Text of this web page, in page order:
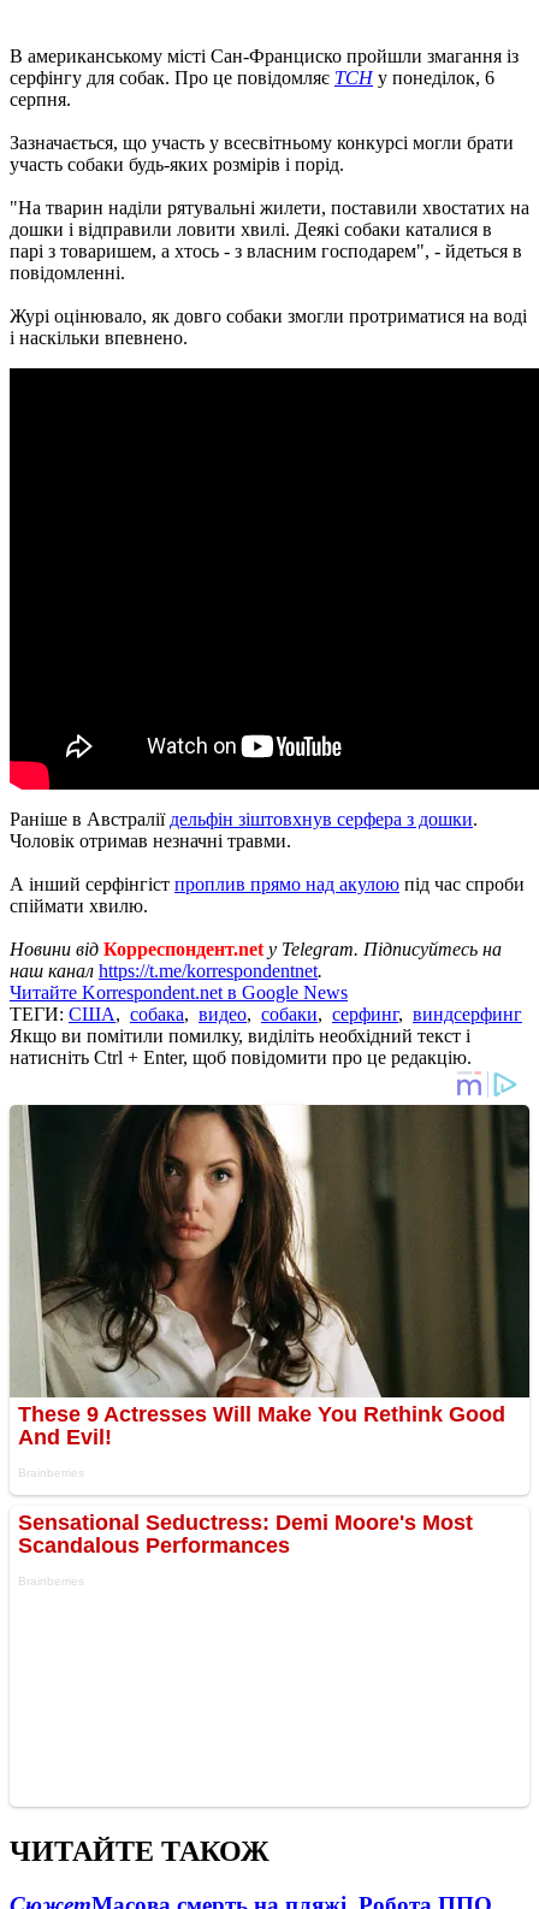
В американському місті Сан-Франциско пройшли змагання із
серфінгу для собак. Про це повідомляє ТСНу понеділок, 6
серпня.
Зазначається, що участь у всесвітньому конкурсі могли брати
участь собаки будь-яких розмірів і порід.
"На тварин наділи рятувальні жилети, поставили хвостатих на
дошки і відправили ловити хвилі. Деякі собаки каталися в
парі з товаришем, а хтось - з власним господарем", - йдеться в
повідомленні.
Журі оцінювало, як довго собаки змогли протриматися на воді
і наскільки впевнено.
Раніше в Австралії дельфін зіштовхнув серфера з дошки.
Чоловік отримав незначні травми.
А інший серфінгіст проплив прямо над акулою під час спроби
спіймати хвилю.
Новини від Корреспондент.net у Telegram. Підписуйтесь на
наш канал https://t.me/korrespondentnet.
Читайте Korrespondent.net в Google News
ТЕГИ: США, собака, видео, собаки, серфинг, виндсерфинг
Якщо ви помітили помилку, виділіть необхідний текст і
натисніть Ctrl + Enter, щоб повідомити про це редакцію.
ЧИТАЙТЕ ТАКОЖ